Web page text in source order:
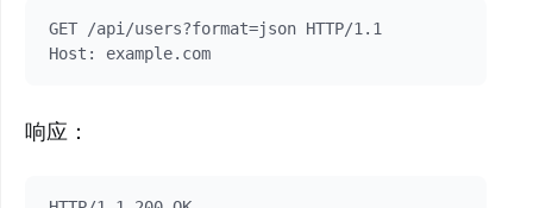
GET /api/users?format=json HTTP/1.1
响应：